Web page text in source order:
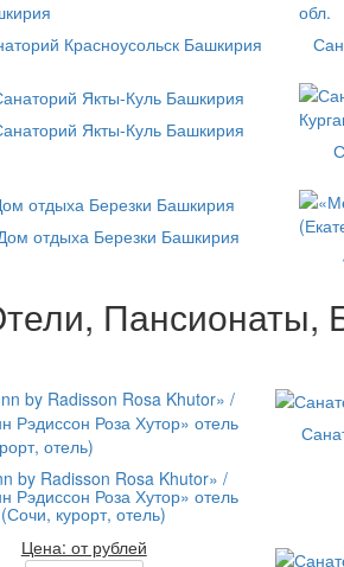
Красноусольск Башкирия
Якты-Куль Башкирия
отдыха Березки Башкирия
by Radisson Rosa Khutor» /
Рэдиссон Роза Хутор» отель
(Сочи, курорт, отель)
Цена: от рублей